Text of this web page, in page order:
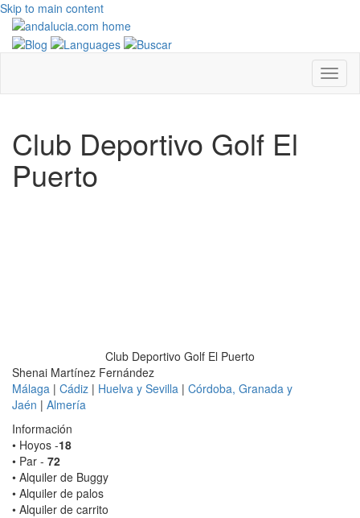
Skip to main content
Club Deportivo Golf El
Puerto
Club Deportivo Golf El Puerto
Shenai Martínez Fernández
Málaga | Cádiz | Huelva y Sevilla | Córdoba, Granada y
Jaén | Almería
Información
• Hoyos -18
• Par - 72
• Alquiler de Buggy
• Alquiler de palos
• Alquiler de carrito